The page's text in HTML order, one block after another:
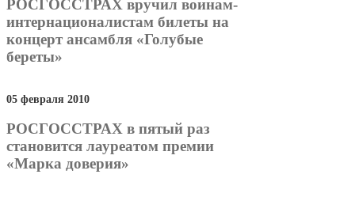
РОСГОССТРАХ вручил воинам-
интернационалистам билеты на
концерт ансамбля «Голубые
береты»
05 февраля 2010
РОСГОССТРАХ в пятый раз
становится лауреатом премии
«Марка доверия»